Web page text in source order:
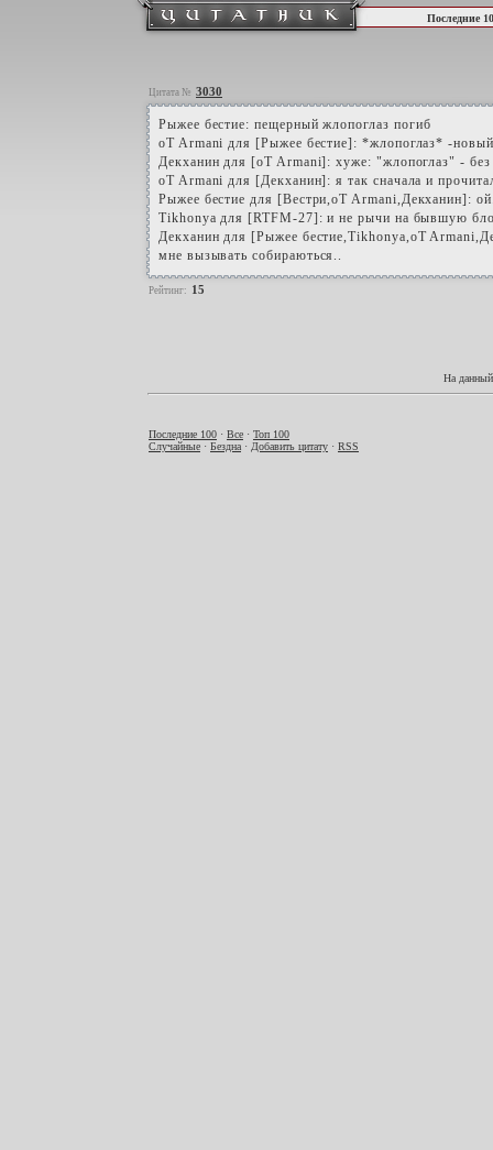
Последние
Цитата № 3030
Рыжее бестие: пещерный жлопоглаз погиб
oT Armani для [Рыжее бестие]: *жлопоглаз* -
Декханин для [oT Armani]: хуже: "жлопоглаз" -
oT Armani для [Декханин]: я так сначала и
Рыжее бестие для [Вестри,oT Armani,Декханин]:
Tikhonya для [RTFM-27]: и не рычи на бывшую
Декханин для [Рыжее бестие,Tikhonya,oT
мне вызывать собираються..
Рейтинг: 15
На
Последние 100 · Все · Топ 100
Случайные · Бездна · Добавить цитату · RSS